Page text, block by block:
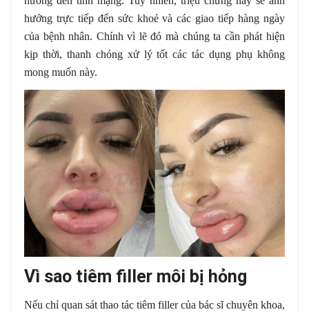
hưởng trực tiếp đến sức khoẻ và các giao tiếp hàng ngày
của bệnh nhân. Chính vì lẽ đó mà chúng ta cần phát hiện
kịp thời, thanh chóng xử lý tốt các tác dụng phụ không
mong muốn này.
Vì sao tiêm filler môi bị hỏng
Nếu chỉ quan sát thao tác tiêm filler của bác sĩ chuyên khoa,